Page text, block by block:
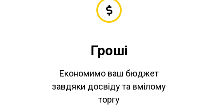
Гроші
Економимо ваш бюджет
завдяки досвіду та вмілому
торгу